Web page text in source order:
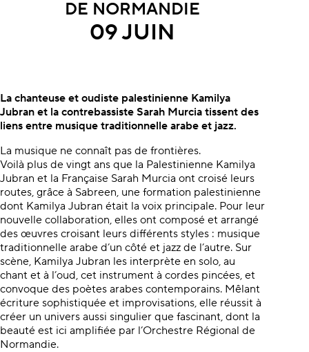
DE NORMANDIE
09 JUIN
À propos du concert
La chanteuse et oudiste palestinienne Kamilya
Jubran et la contrebassiste Sarah Murcia tissent des
liens entre musique traditionnelle arabe et jazz.
La musique ne connaît pas de frontières.
Voilà plus de vingt ans que la Palestinienne Kamilya
Jubran et la Française Sarah Murcia ont croisé leurs
routes, grâce à Sabreen, une formation palestinienne
dont Kamilya Jubran était la voix principale. Pour leur
nouvelle collaboration, elles ont composé et arrangé
des œuvres croisant leurs différents styles : musique
traditionnelle arabe d’un côté et jazz de l’autre. Sur
scène, Kamilya Jubran les interprète en solo, au
chant et à l’oud, cet instrument à cordes pincées, et
convoque des poètes arabes contemporains. Mêlant
écriture sophistiquée et improvisations, elle réussit à
créer un univers aussi singulier que fascinant, dont la
beauté est ici amplifiée par l’Orchestre Régional de
Normandie.